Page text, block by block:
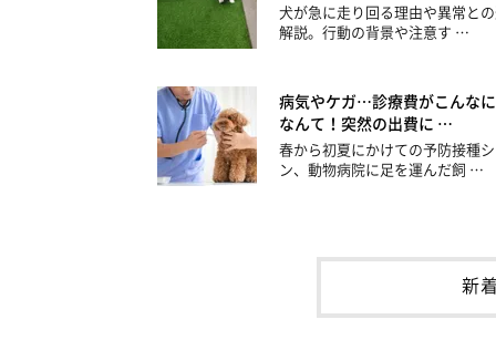
犬が急に走り回る理由や異常と
解説。行動の背景や注意す …
病気やケガ…診療費がこんな
なんて！突然の出費に …
春から初夏にかけての予防接種
ン、動物病院に足を運んだ飼 …
新